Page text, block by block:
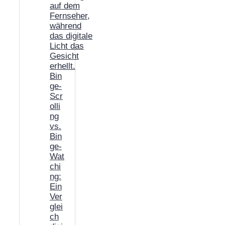
Bin
ge-
Scr
olli
ng
vs.
Bin
ge-
Wat
chi
ng:
Ein
Ver
glei
ch